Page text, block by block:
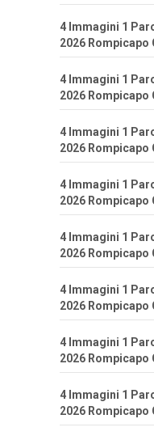
4 Immagini 1
2026
4 Immagini 1
2026
4 Immagini 1
2026
4 Immagini 1
2026
4 Immagini 1
2026
4 Immagini 1
2026
4 Immagini 1
2026
4 Immagini 1
2026